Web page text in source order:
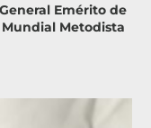
Emérito de
Metodista